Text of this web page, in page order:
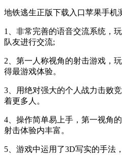
地铁逃生正版下载入口苹果手机
1、非常完善的语音交流系统，
队友进行交流;
2、第一人称视角的射击游戏，
得最游戏体验。
3、用绝对强大的个人战力击败
着更多人。
4、操作简单易上手，第一视角
射击体验内丰富。
5、游戏中运用了3D写实的手法